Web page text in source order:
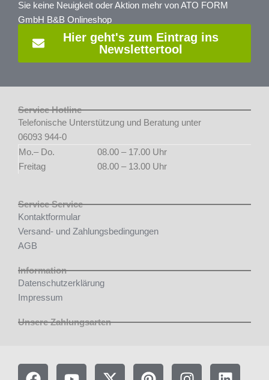
Sie keine Neuigkeit oder Aktion mehr von ATO FORM
GmbH B&B Onlineshop
Hier geht's zum Eintrag ins
Newslettertool
Service Hotline
Telefonische Unterstützung und Beratung unter
06093 944-0
Mo.– Do.
08.00 – 17.00 Uhr
Freitag
08.00 – 13.00 Uhr
Service Service
Kontaktformular
Versand- und Zahlungsbedingungen
AGB
Information
Datenschutzerklärung
Impressum
Unsere Zahlungsarten
F
Y
X
P
I
L